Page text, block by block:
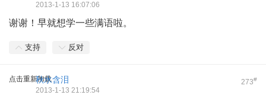
2013-1-13 16:07:06
谢谢！早就想学一些满语啦。
支持 反对
点击重新加载 273#
秋水含泪
2013-1-13 21:19:54